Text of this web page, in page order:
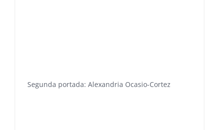
Segunda portada: Alexandria Ocasio-Cortez